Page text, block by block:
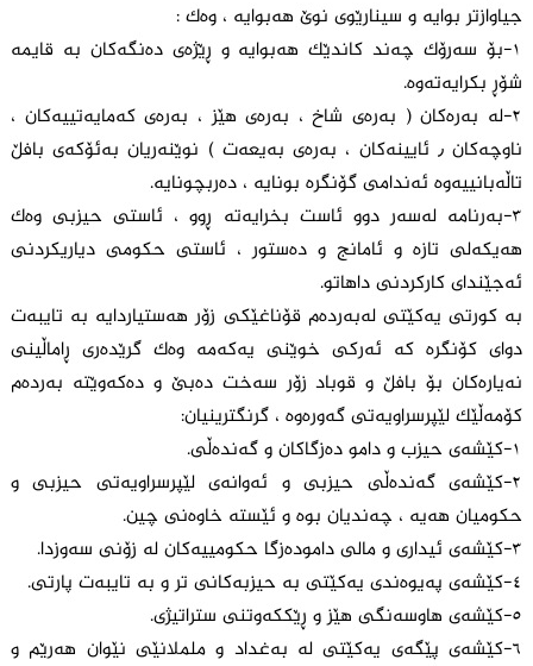
جیاوازتر بوایە و سینارێوی نوێ هەبوایە ، وەک :
١-بۆ سەرۆک چەند کاندێک هەبوایە و ڕێژەی دەنگەکان بە قایمە
شۆڕ بکرایەتەوە.
٢-لە بەرەکان ( بەرەی شاخ ، بەرەی هێز ، بەرەی کەمایەتییەکان ،
ناوچەکان ٫ ئایینەکان ، بەرەی بەیعەت ) نوێنەریان بەئۆکەی بافڵ
تاڵەبانییەوە ئەندامی گۆنگرە بونایە ، دەربچونایە.
٣-بەرنامە لەسەر دوو ئاست بخرایەتە ڕوو ، ئاستی حیزبی وەک
هەیکەلی تازە و ئامانج و دەستور ، ئاستی حکومی دیاریکردنی
ئەجێندای کارکردنی داهاتو.
بە کورتی یەکێتی لەبەردەم قۆناغێکی زۆر هەستیاردایە بە تایبەت
دوای کۆنگرە کە ئەرکی خوێنی یەکەمە وەک گرێدەری ڕاماڵینی
نەیارەکان بۆ بافڵ و قوباد زۆر سەخت دەبێ و دەکەوێتە بەردەم
کۆمەڵێک لێپرسراویەتی گەورەوە ، گرنگترینیان:
١-کێشەی حیزب و دامو دەزگاکان و گەندەڵی.
٢-کێشەی گەندەڵی حیزبی و ئەوانەی لێپرسراویەتی حیزبی و
حکومیان هەیە ، چەندیان بوە و ئێستە خاوەنی چین.
٣-کێشەی ئیداری و مالی دامودەزگا حکومییەکان لە زۆنی سەوزدا.
٤-کێشەی پەیوەندی یەکێتی بە حیزبەکانی تر و بە تایبەت پارتی.
٥-کێشەی هاوسەنگی هێز و ڕێککەوتنی ستراتیژی.
٦-کێشەی پێگەی یەکێتی لە بەغداد و ململانێی نێوان هەرێم و